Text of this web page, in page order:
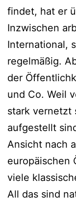
findet, hat er
Inzwischen
International,
regelmäßig.
der
und Co. Weil
stark vernetzt
aufgestellt
Ansicht nach
europäischen
viele
All das sind